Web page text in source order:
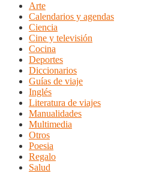
Arte
Calendarios y agendas
Ciencia
Cine y televisión
Cocina
Deportes
Diccionarios
Guías de viaje
Inglés
Literatura de viajes
Manualidades
Multimedia
Otros
Poesia
Regalo
Salud